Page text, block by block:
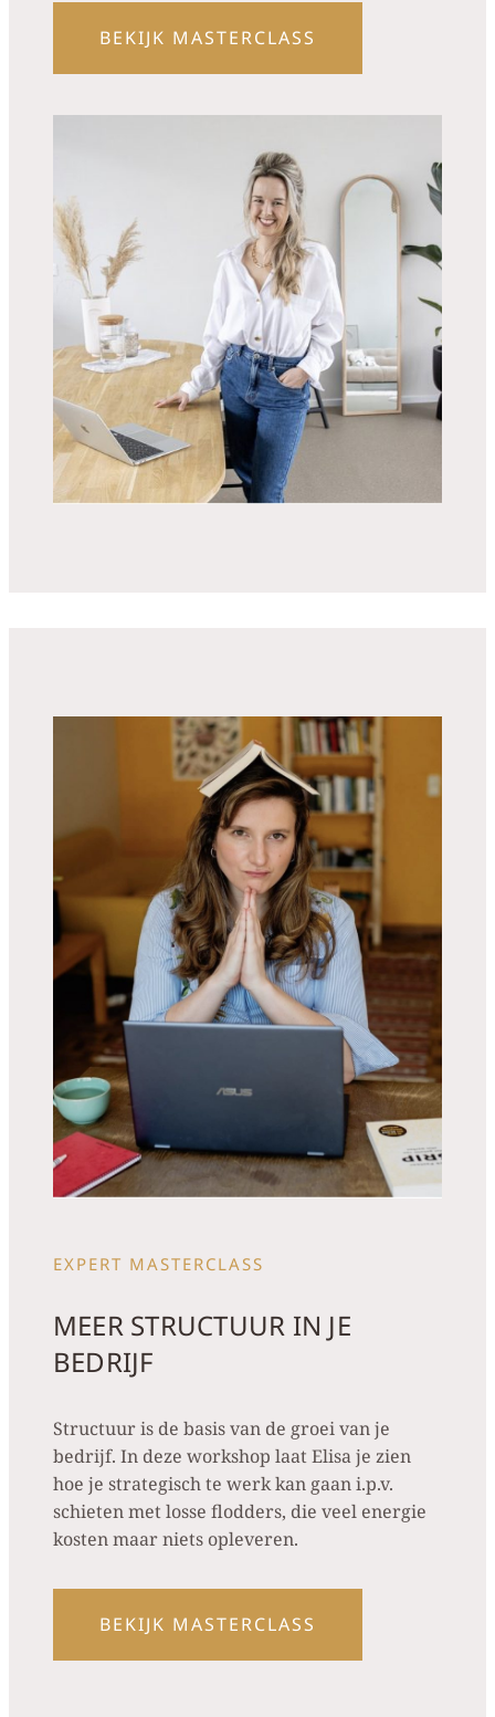
BEKIJK MASTERCLASS
EXPERT MASTERCLASS
MEER STRUCTUUR IN JE
BEDRIJF
Structuur is de basis van de groei van je
bedrijf. In deze workshop laat Elisa je zien
hoe je strategisch te werk kan gaan i.p.v.
schieten met losse flodders, die veel energie
kosten maar niets opleveren.
BEKIJK MASTERCLASS